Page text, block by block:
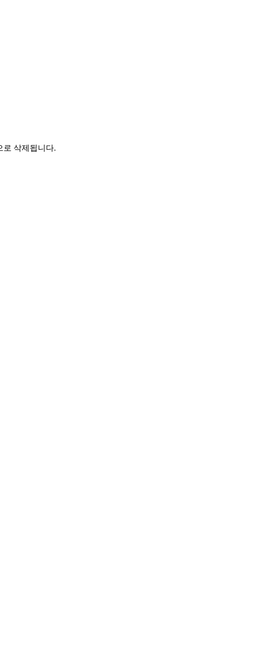
로 삭제됩니다.